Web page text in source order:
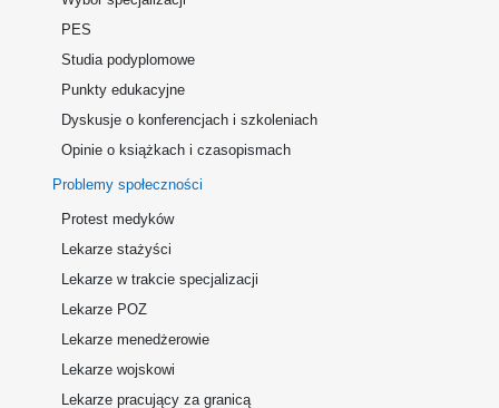
PES
Studia podyplomowe
Punkty edukacyjne
Dyskusje o konferencjach i szkoleniach
Opinie o książkach i czasopismach
Problemy społeczności
Protest medyków
Lekarze stażyści
Lekarze w trakcie specjalizacji
Lekarze POZ
Lekarze menedżerowie
Lekarze wojskowi
Lekarze pracujący za granicą